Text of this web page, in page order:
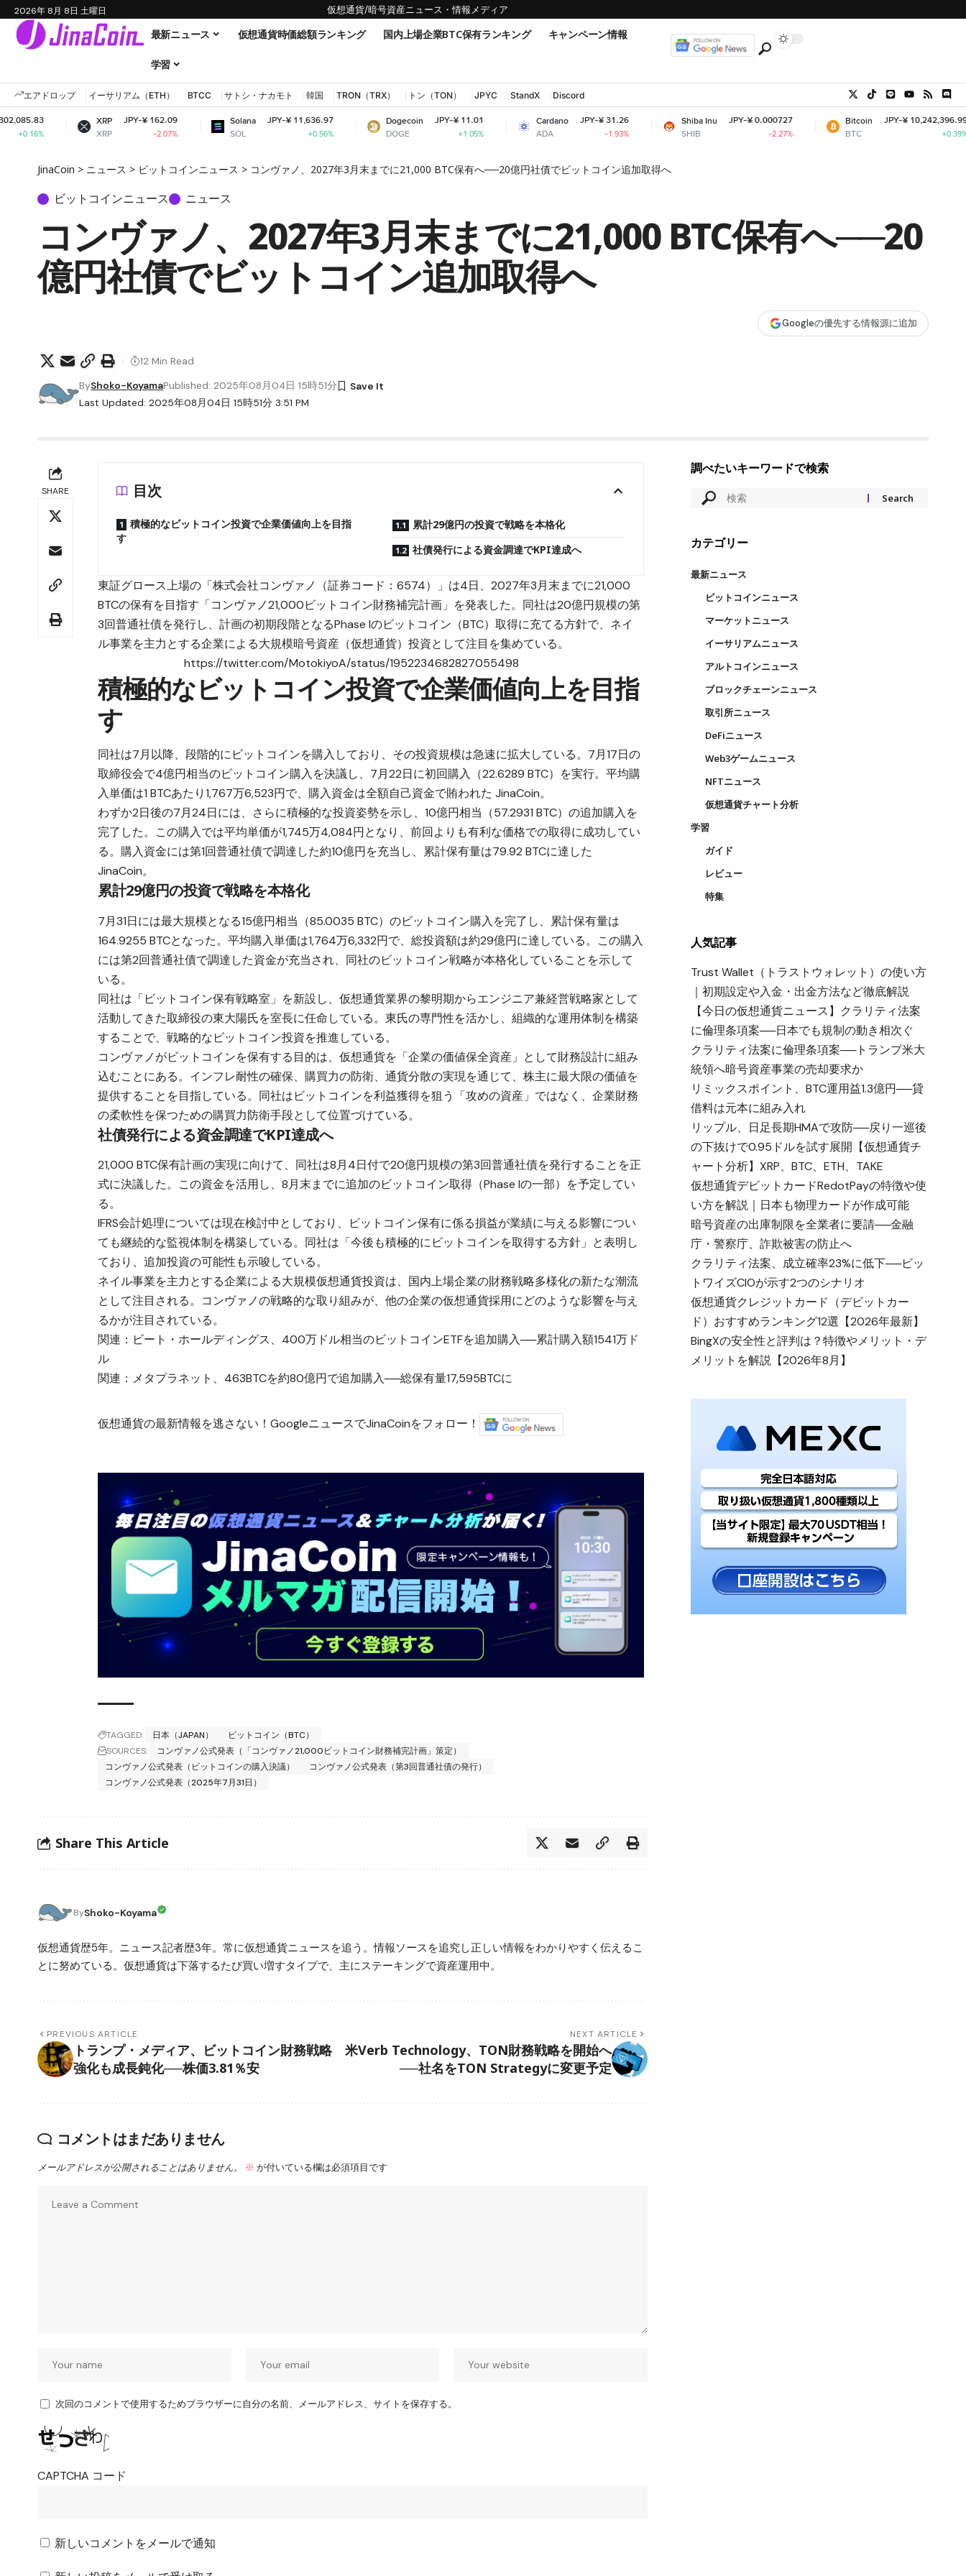
2026年 8月 8日 土曜日 仮想通貨/暗号資産ニュース・情報メディア
最新ニュース 仮想通貨時価総額ランキング 国内上場企業BTC保有ランキング キャンペーン情報
学習
エアドロップ イーサリアム（ETH） BTCC サトシ・ナカモト 韓国 TRON（TRX） トン（TON） JPYC StandX Discord
XRP
XRP
JPY-¥ 162.09
-2.07%
Solana
SOL
JPY-¥ 11,636.97
Dogecoin
DOGE
JPY-¥ 11.01
+1.05%
Cardano
ADA
JPY-¥ 31.26
-1.93%
Shiba Inu
SHIB
JPY-¥ 0.000727
Bitcoin
BTC
JPY-¥ 10,242,396.99
JinaCoin > ニュース > ビットコインニュース > コンヴァノ、2027年3月末までに21,000 BTC保有へ──20億円社債でビットコイン追加取得へ
ビットコインニュース ニュース
コンヴァノ、2027年3月末までに21,000 BTC保有へ──20
億円社債でビットコイン追加取得へ
Googleの優先する情報源に追加
Last Updated: 2025年08月04日 15時51分 3:51 PM
ByShoko-KoyamaPublished: 2025年08月04日 15時51分
12 Min Read
SHARE 目次
積極的なビットコイン投資で企業価値向上を目指
す
累計29億円の投資で戦略を本格化
社債発行による資金調達でKPI達成へ
東証グロース上場の「株式会社コンヴァノ（証券コード：6574）」は4日、2027年3月末までに21,000
BTCの保有を目指す「コンヴァノ21,000ビットコイン財務補完計画」を発表した。同社は20億円規模の第
3回普通社債を発行し、計画の初期段階となるPhase Iのビットコイン（BTC）取得に充てる方針で、ネイ
ル事業を主力とする企業による大規模暗号資産（仮想通貨）投資として注目を集めている。
https://twitter.com/MotokiyoA/status/1952234682827055498
積極的なビットコイン投資で企業価値向上を目指
す
同社は7月以降、段階的にビットコインを購入しており、その投資規模は急速に拡大している。7月17日の
取締役会で4億円相当のビットコイン購入を決議し、7月22日に初回購入（22.6289 BTC）を実行。平均購
入単価は1 BTCあたり1,767万6,523円で、購入資金は全額自己資金で賄われたJinaCoin。
わずか2日後の7月24日には、さらに積極的な投資姿勢を示し、10億円相当（57.2931 BTC）の追加購入を
完了した。この購入では平均単価が1,745万4,084円となり、前回よりも有利な価格での取得に成功してい
る。購入資金には第1回普通社債で調達した約10億円を充当し、累計保有量は79.92 BTCに達した
JinaCoin。
累計29億円の投資で戦略を本格化
7月31日には最大規模となる15億円相当（85.0035 BTC）のビットコイン購入を完了し、累計保有量は
164.9255 BTCとなった。平均購入単価は1,764万6,332円で、総投資額は約29億円に達している。この購入
には第2回普通社債で調達した資金が充当され、同社のビットコイン戦略が本格化していることを示して
いる。
同社は「ビットコイン保有戦略室」を新設し、仮想通貨業界の黎明期からエンジニア兼経営戦略家として
活動してきた取締役の東大陽氏を室長に任命している。東氏の専門性を活かし、組織的な運用体制を構築
することで、戦略的なビットコイン投資を推進している。
コンヴァノがビットコインを保有する目的は、仮想通貨を「企業の価値保全資産」として財務設計に組み
込むことにある。インフレ耐性の確保、購買力の防衛、通貨分散の実現を通じて、株主に最大限の価値を
提供することを目指している。同社はビットコインを利益獲得を狙う「攻めの資産」ではなく、企業財務
の柔軟性を保つための購買力防衛手段として位置づけている。
社債発行による資金調達でKPI達成へ
21,000 BTC保有計画の実現に向けて、同社は8月4日付で20億円規模の第3回普通社債を発行することを正
式に決議した。この資金を活用し、8月末までに追加のビットコイン取得（Phase Iの一部）を予定してい
る。
IFRS会計処理については現在検討中としており、ビットコイン保有に係る損益が業績に与える影響につい
ても継続的な監視体制を構築している。同社は「今後も積極的にビットコインを取得する方針」と表明し
ており、追加投資の可能性も示唆している。
ネイル事業を主力とする企業による大規模仮想通貨投資は、国内上場企業の財務戦略多様化の新たな潮流
として注目される。コンヴァノの戦略的な取り組みが、他の企業の仮想通貨採用にどのような影響を与え
るかが注目されている。
関連： ビート・ホールディングス、400万ドル相当のビットコインETFを追加購入──累計購入額1541万ド
ル
関連： メタプラネット、463BTCを約80億円で追加購入──総保有量17,595BTCに
仮想通貨の最新情報を逃さない！GoogleニュースでJinaCoinをフォロー！
TAGGED: 日本（JAPAN）
ビットコイン（BTC）
SOURCES:
コンヴァノ公式発表（「コンヴァノ21,000ビットコイン財務補完計画」策定）
コンヴァノ公式発表（ビットコインの購入決議）
コンヴァノ公式発表（第3回普通社債の発行）
コンヴァノ公式発表（2025年7月31日）
Share This Article
ByShoko-Koyama
仮想通貨歴5年。ニュース記者歴3年。常に仮想通貨ニュースを追う。情報ソースを追究し正しい情報をわかりやすく伝えるこ
とに努めている。仮想通貨は下落するたび買い増すタイプで、主にステーキングで資産運用中。
PREVIOUS ARTICLE
トランプ・メディア、ビットコイン財務戦略
強化も成長鈍化──株価3.81％安
NEXT ARTICLE
米Verb Technology、TON財務戦略を開始へ
──社名をTON Strategyに変更予定
コメントはまだありません
メールアドレスが公開されることはありません。 ※ が付いている欄は必須項目です
次回のコメントで使用するためブラウザーに自分の名前、メールアドレス、サイトを保存する。
CAPTCHA コード
新しいコメントをメールで通知
調べたいキーワードで検索
カテゴリー
最新ニュース
ビットコインニュース
マーケットニュース
イーサリアムニュース
アルトコインニュース
ブロックチェーンニュース
取引所ニュース
DeFiニュース
Web3ゲームニュース
NFTニュース
仮想通貨チャート分析
学習
ガイド
レビュー
特集
人気記事
Trust Wallet（トラストウォレット）の使い方
｜初期設定や入金・出金方法など徹底解説
【今日の仮想通貨ニュース】クラリティ法案
に倫理条項案──日本でも規制の動き相次ぐ
クラリティ法案に倫理条項案──トランプ米大
統領へ暗号資産事業の売却要求か
リミックスポイント、BTC運用益1.3億円──貸
借料は元本に組み入れ
リップル、日足長期HMAで攻防──戻り一巡後
の下抜けで0.95ドルを試す展開【仮想通貨チ
ャート分析】XRP、BTC、ETH、TAKE
仮想通貨デビットカードRedotPayの特徴や使
い方を解説｜日本も物理カードが作成可能
暗号資産の出庫制限を全業者に要請──金融
庁・警察庁、詐欺被害の防止へ
クラリティ法案、成立確率23%に低下──ビッ
トワイズCIOが示す2つのシナリオ
仮想通貨クレジットカード（デビットカー
ド）おすすめランキング12選【2026年最新】
BingXの安全性と評判は？特徴やメリット・デ
メリットを解説【2026年8月】